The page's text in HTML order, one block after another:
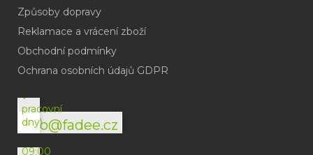
Způsoby dopravy
Reklamace a vrácení zboží
Obchodní podmínky
Ochrana osobních údajů GDPR
info@fadee.cz
(odpověď
do
v
pracovní
dny)
(Po-
09:00